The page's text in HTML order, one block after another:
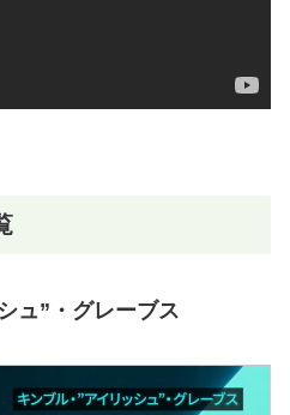
ュ”・グレーブス